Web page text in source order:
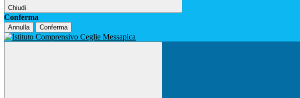
Chiudi
Conferma
Annulla Conferma